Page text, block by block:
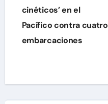
entradas
cinéticos’ en el
Pacífico contra cuatro
embarcaciones